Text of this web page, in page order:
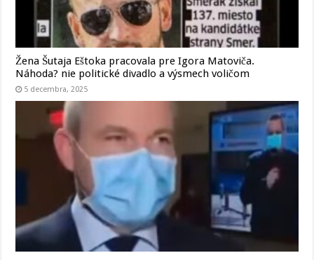
Žena Šutaja Eštoka pracovala pre Igora Matoviča.
Náhoda? nie politické divadlo a výsmech voličom
5 decembra, 2025